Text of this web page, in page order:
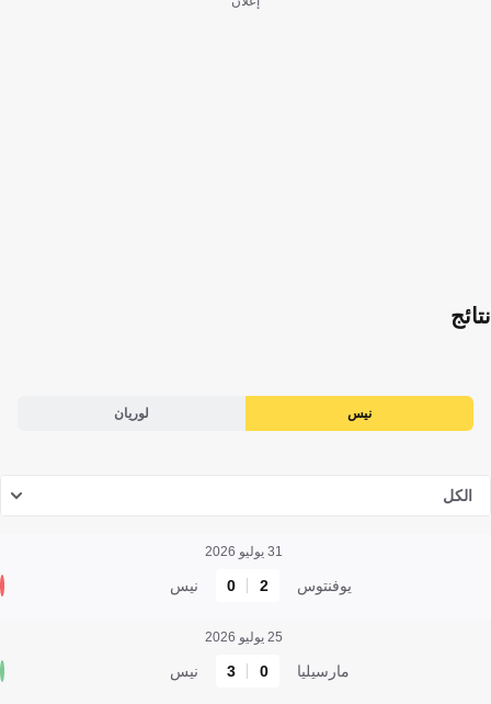
نتائج
نيس لوريان
الكل
31 يوليو 2026
يوفنتوس 2
0 نيس
25 يوليو 2026
مارسيليا 0
3 نيس